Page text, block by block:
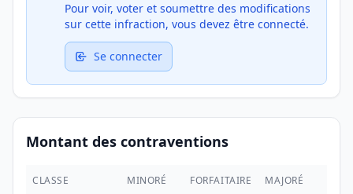
Pour voir, voter et soumettre des modifications
sur cette infraction, vous devez être connecté.
Se connecter
Montant des contraventions
CLASSE MINORÉ FORFAITAIRE MAJORÉ